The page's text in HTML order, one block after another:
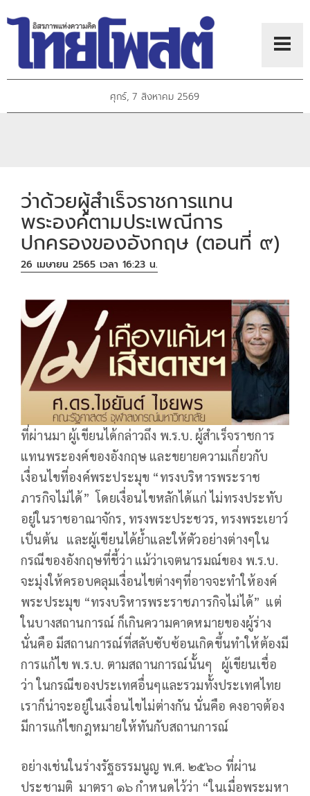
ศุกร์, 7 สิงหาคม 2569
ว่าด้วยผู้สำเร็จราชการแทน
พระองค์ตามประเพณีการ
ปกครองของอังกฤษ (ตอนที่ ๙)
26 เมษายน 2565 เวลา 16:23 น.
ที่ผ่านมา ผู้เขียนได้กล่าวถึง พ.ร.บ. ผู้สำเร็จราชการ
แทนพระองค์ของอังกฤษ และขยายความเกี่ยวกับ
เงื่อนไขที่องค์พระประมุข “ทรงบริหารพระราช
ภารกิจไม่ได้” โดยเงื่อนไขหลักได้แก่ ไม่ทรงประทับ
อยู่ในราชอาณาจักร, ทรงพระประชวร, ทรงพระเยาว์
เป็นต้น และผู้เขียนได้ย้ำและให้ตัวอย่างต่างๆใน
กรณีของอังกฤษที่ชี้ว่า แม้ว่าเจตนารมณ์ของ พ.ร.บ.
จะมุ่งให้ครอบคลุมเงื่อนไขต่างๆที่อาจจะทำให้องค์
พระประมุข “ทรงบริหารพระราชภารกิจไม่ได้” แต่
ในบางสถานการณ์ ก็เกินความคาดหมายของผู้ร่าง
นั่นคือ มีสถานการณ์ที่สลับซับซ้อนเกิดขึ้นทำให้ต้องมี
การแก้ไข พ.ร.บ. ตามสถานการณ์นั้นๆ ผู้เขียนเชื่อ
ว่า ในกรณีของประเทศอื่นๆและรวมทั้งประเทศไทย
เราก็น่าจะอยู่ในเงื่อนไขไม่ต่างกัน นั่นคือ คงอาจต้อง
มีการแก้ไขกฎหมายให้ทันกับสถานการณ์
อย่างเช่นในร่างรัฐธรรมนูญ พ.ศ. ๒๕๖๐ ที่ผ่าน
ประชามติ มาตรา ๑๖ กำหนดไว้ว่า “ในเมื่อพระมหา